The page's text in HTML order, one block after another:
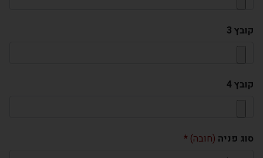
קובץ 3
קובץ 4
סוג פניה (חובה)